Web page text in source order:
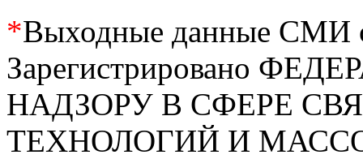
*Выходные данные СМИ
Зарегистрировано
НАДЗОРУ В СФЕРЕ
ТЕХНОЛОГИЙ И